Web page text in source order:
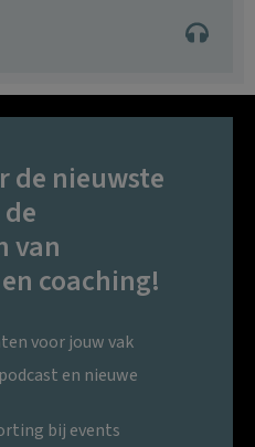
de nieuwste
van
coaching!
voor jouw vak
en nieuwe
bij events